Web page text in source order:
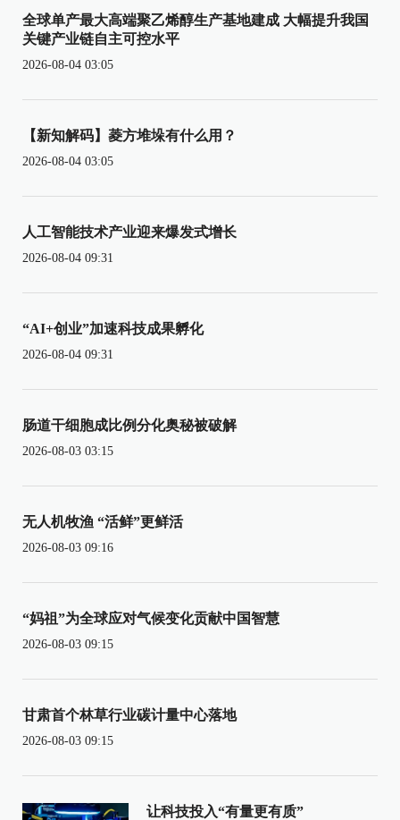
全球单产最大高端聚乙烯醇生产基地建成 大幅提升我国
关键产业链自主可控水平
2026-08-04 03:05
【新知解码】菱方堆垛有什么用？
2026-08-04 03:05
人工智能技术产业迎来爆发式增长
2026-08-04 09:31
“AI+创业”加速科技成果孵化
2026-08-04 09:31
肠道干细胞成比例分化奥秘被破解
2026-08-03 03:15
无人机牧渔 “活鲜”更鲜活
2026-08-03 09:16
“妈祖”为全球应对气候变化贡献中国智慧
2026-08-03 09:15
甘肃首个林草行业碳计量中心落地
2026-08-03 09:15
让科技投入“有量更有质”